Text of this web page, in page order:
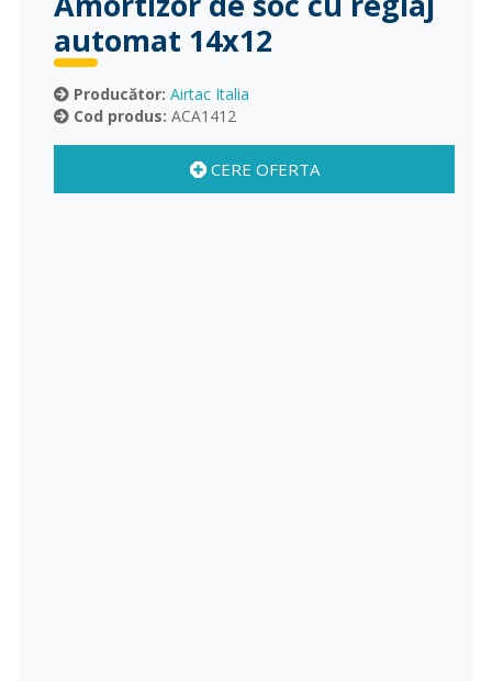
automat 14x12
Producător: Airtac Italia
Cod produs: ACA1412
CERE OFERTA